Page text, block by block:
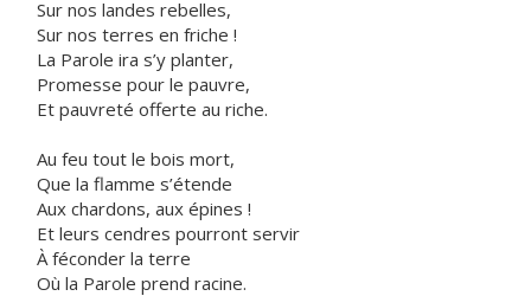
Sur nos landes rebelles,
Sur nos terres en friche !
La Parole ira s’y planter,
Promesse pour le pauvre,
Et pauvreté offerte au riche.
Au feu tout le bois mort,
Que la flamme s’étende
Aux chardons, aux épines !
Et leurs cendres pourront servir
À féconder la terre
Où la Parole prend racine.